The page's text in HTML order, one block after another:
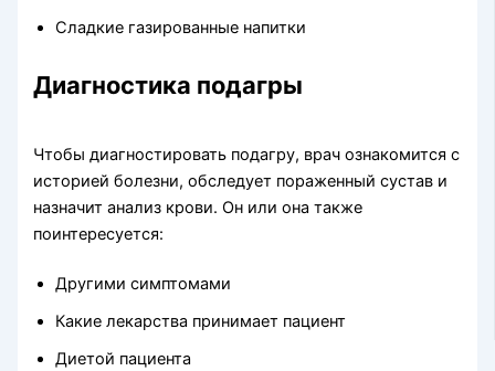
Сладкие газированные напитки
Диагностика подагры
Чтобы диагностировать подагру, врач ознакомится с
историей болезни, обследует пораженный сустав и
назначит анализ крови. Он или она также
поинтересуется:
Другими симптомами
Какие лекарства принимает пациент
Диетой пациента